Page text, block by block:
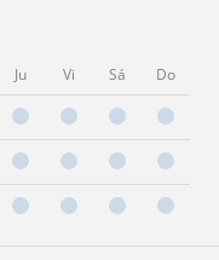
Ju Vi Sá Do